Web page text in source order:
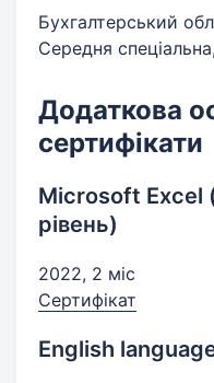
Бухгалтерський
Середня
Додаткова
сертифікати
Microsoft Excel
рівень)
2022, 2 міс
Сертифікат
English